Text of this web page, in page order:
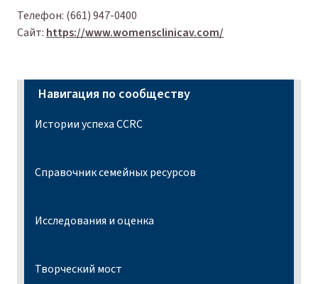
Телефон: (661) 947-0400
Сайт: https://www.womensclinicav.com/
Навигация по сообществу
Истории успеха CCRC
Справочник семейных ресурсов
Исследования и оценка
Творческий мост